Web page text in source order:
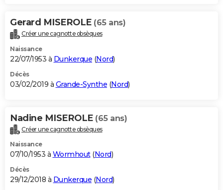
Gerard MISEROLE (65 ans)
Créer une cagnotte obsèques
Naissance
22/07/1953 à Dunkerque (Nord)
Décès
03/02/2019 à Grande-Synthe (Nord)
Nadine MISEROLE (65 ans)
Créer une cagnotte obsèques
Naissance
07/10/1953 à Wormhout(Nord)
Décès
29/12/2018 à Dunkerque (Nord)